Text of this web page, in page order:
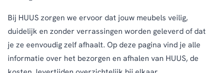
Bij HUUS zorgen we ervoor dat jouw meubels veilig,
duidelijk en zonder verrassingen worden geleverd of dat
je ze eenvoudig zelf afhaalt. Op deze pagina vind je alle
informatie over het bezorgen en afhalen van HUUS, de